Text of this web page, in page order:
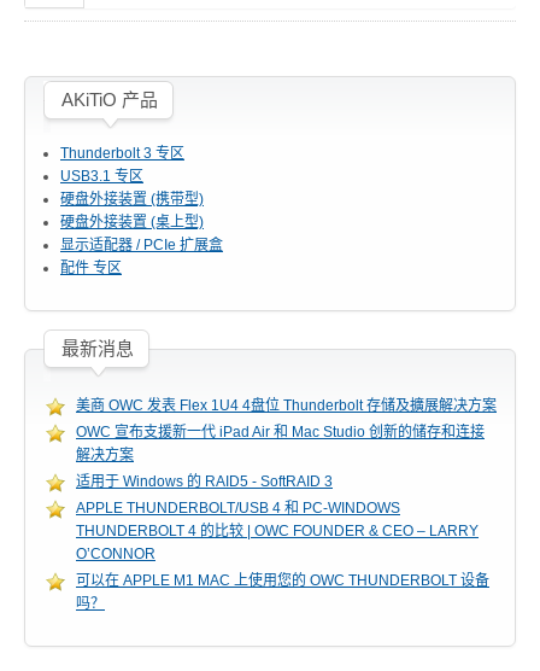
AKiTiO 产品
Thunderbolt 3 专区
USB3.1 专区
硬盘外接装置 (携带型)
硬盘外接装置 (桌上型)
显示适配器 / PCIe 扩展盒
配件 专区
最新消息
美商 OWC 发表 Flex 1U4 4盘位 Thunderbolt 存储及擴展解决方案
OWC 宣布支援新一代 iPad Air 和 Mac Studio 创新的储存和连接
解决方案
适用于 Windows 的 RAID5 - SoftRAID 3
APPLE THUNDERBOLT/USB 4 和 PC-WINDOWS
THUNDERBOLT 4 的比较 | OWC FOUNDER & CEO – LARRY
O’CONNOR
可以在 APPLE M1 MAC 上使用您的 OWC THUNDERBOLT 设备
吗？